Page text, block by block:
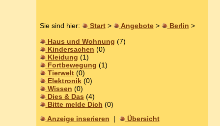
Sie sind hier: Start> Angebote> Berlin >
Haus und Wohnung (7)
Kindersachen (0)
Kleidung (1)
Fortbewegung (1)
Tierwelt(0)
Elektronik(0)
Wissen (0)
Dies & Das (4)
Bitte melde Dich (0)
Anzeige inserieren |
Übersicht